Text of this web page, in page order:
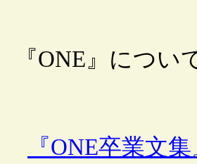
『ONE』につ
『ONE卒業文集